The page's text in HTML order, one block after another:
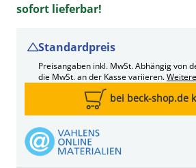
sofort lieferbar!
Standardpreis
Preisangaben inkl. MwSt. Abhängig von
die MwSt. an der Kasse variieren.
bei beck-shop.de